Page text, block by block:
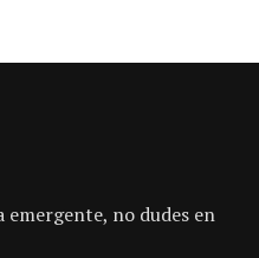
emergente, no dudes en